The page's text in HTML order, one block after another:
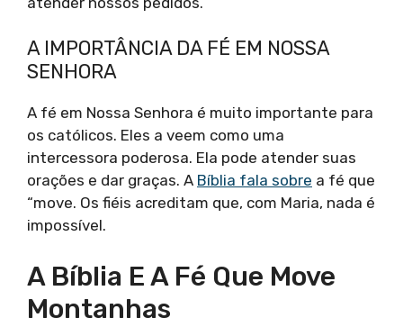
A IMPORTÂNCIA DA FÉ EM NOSSA
SENHORA
A fé em Nossa Senhora é muito importante para
os católicos. Eles a veem como uma
intercessora poderosa. Ela pode atender suas
orações e dar graças. A Bíblia fala sobre a fé que
“move. Os fiéis acreditam que, com Maria, nada é
impossível.
A Bíblia E A Fé Que Move
Montanhas